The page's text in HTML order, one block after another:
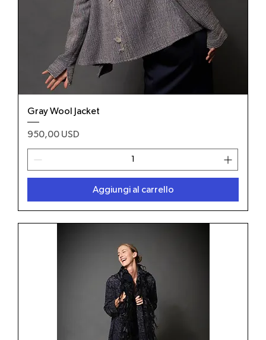
Gray Wool Jacket
Prezzo
950,00 USD
Aggiungi al carrello